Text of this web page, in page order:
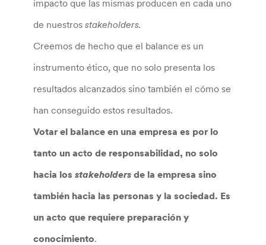
impacto que las mismas producen en cada uno
de nuestrosstakeholders.
Creemos de hecho que el balance es un
instrumento ético, que no solo presenta los
resultados alcanzados sino también el cómo se
han conseguido estos resultados.
Votar el balance en una empresa es por lo
tanto un acto de responsabilidad, no solo
hacia losstakeholdersde la empresa sino
también hacia las personas y la sociedad. Es
un acto que requiere preparación y
conocimiento.